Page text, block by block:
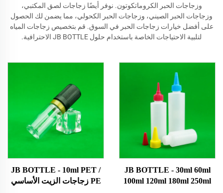
وزجاجات الحبر الكروماتكوتون. نوفر أيضًا زجاجات لصق المكتبي،
وزجاجات الحبر الصيني، وزجاجات الحبر الكحولي، مما يضمن لك الحصول
على أفضل خيارات زجاجات الحبر في السوق. قم بتخصيص زجاجات المياه
لتلبية الاحتياجات الخاصة باستخدام حلول JB BOTTLE الاحترافية.
JB BOTTLE - 30ml 60ml
100ml 120ml 180ml 250ml
JB BOTTLE - 10ml PET /
PE زجاجات الزيت الأساسي